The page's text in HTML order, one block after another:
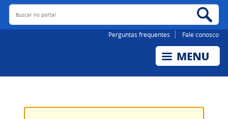
Buscar no portal
Perguntas frequentes Fale conosco